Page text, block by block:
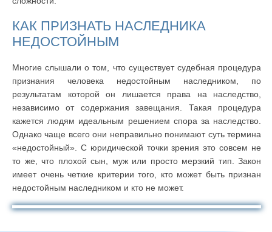
КАК ПРИЗНАТЬ НАСЛЕДНИКА
НЕДОСТОЙНЫМ
Многие слышали о том, что существует судебная процедура
признания человека недостойным наследником, по
результатам которой он лишается права на наследство,
независимо от содержания завещания. Такая процедура
кажется людям идеальным решением спора за наследство.
Однако чаще всего они неправильно понимают суть термина
«недостойный». С юридической точки зрения это совсем не
то же, что плохой сын, муж или просто мерзкий тип. Закон
имеет очень четкие критерии того, кто может быть признан
недостойным наследником и кто не может.